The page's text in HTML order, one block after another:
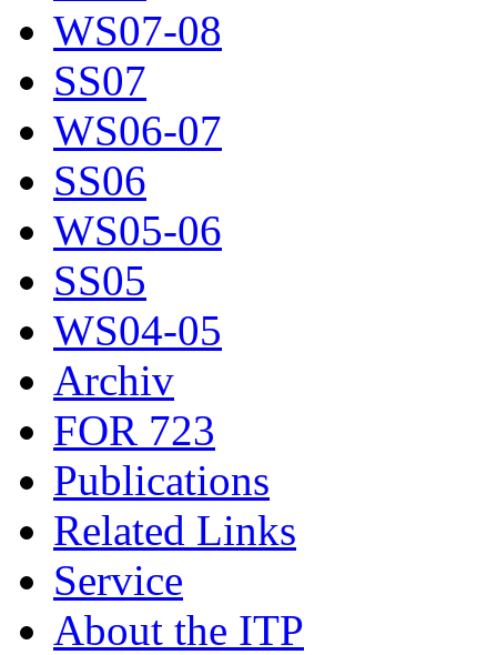
WS07-08
SS07
WS06-07
SS06
WS05-06
SS05
WS04-05
Archiv
FOR 723
Publications
Related Links
Service
About the ITP